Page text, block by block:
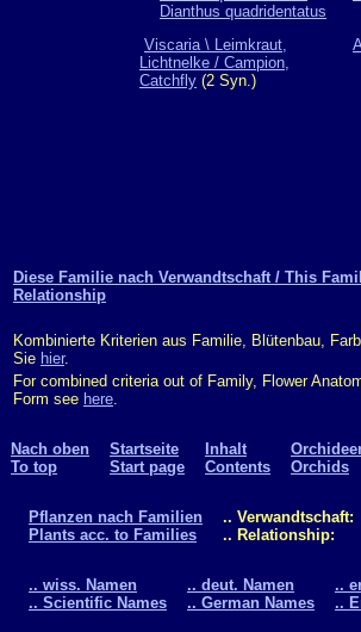
Dianthus quadridentatus
Viscaria \ Leimkraut,
Lichtnelke / Campion,
Catchfly (2 Syn.)
A
Diese Familie nach Verwandtschaft / This
Relationship
Kombinierte Kriterien aus Familie, Blütenbau,
Sie hier.
For combined criteria out of Family, Flower
Form see here.
Nach oben
To top
Startseite
Start page
Inhalt
Contents
Orchids
Pflanzen nach Familien
Plants acc. to Families
.. Verwandtschaft:
.. Relationship:
.. wiss. Namen
.. Scientific Names
.. deut. Namen
.. German Names
..
..